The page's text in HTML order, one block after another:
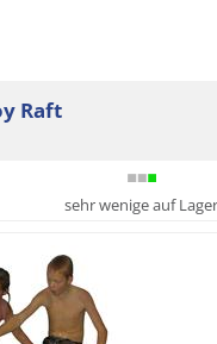
Raft
sehr wenige auf Lager